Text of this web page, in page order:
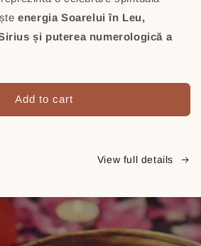
energia Soarelui în Leu,
și puterea numerologică a
Add to cart
View full details